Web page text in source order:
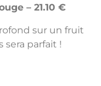
– 21.10 €
sur un fruit
sera parfait !